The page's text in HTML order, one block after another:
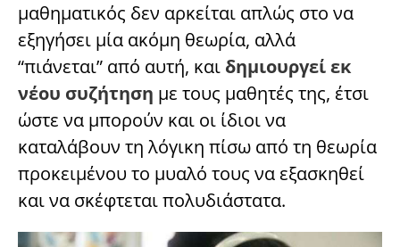
μαθηματικός δεν αρκείται απλώς στο να
εξηγήσει μία ακόμη θεωρία, αλλά
“πιάνεται” από αυτή, και δημιουργεί εκ
νέου συζήτηση με τους μαθητές της, έτσι
ώστε να μπορούν και οι ίδιοι να
καταλάβουν τη λόγικη πίσω από τη θεωρία
προκειμένου το μυαλό τους να εξασκηθεί
και να σκέφτεται πολυδιάστατα.